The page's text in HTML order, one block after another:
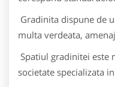
Gradinita dispune de
multa verdeata,
Spatiul gradinitei este
societate specializata